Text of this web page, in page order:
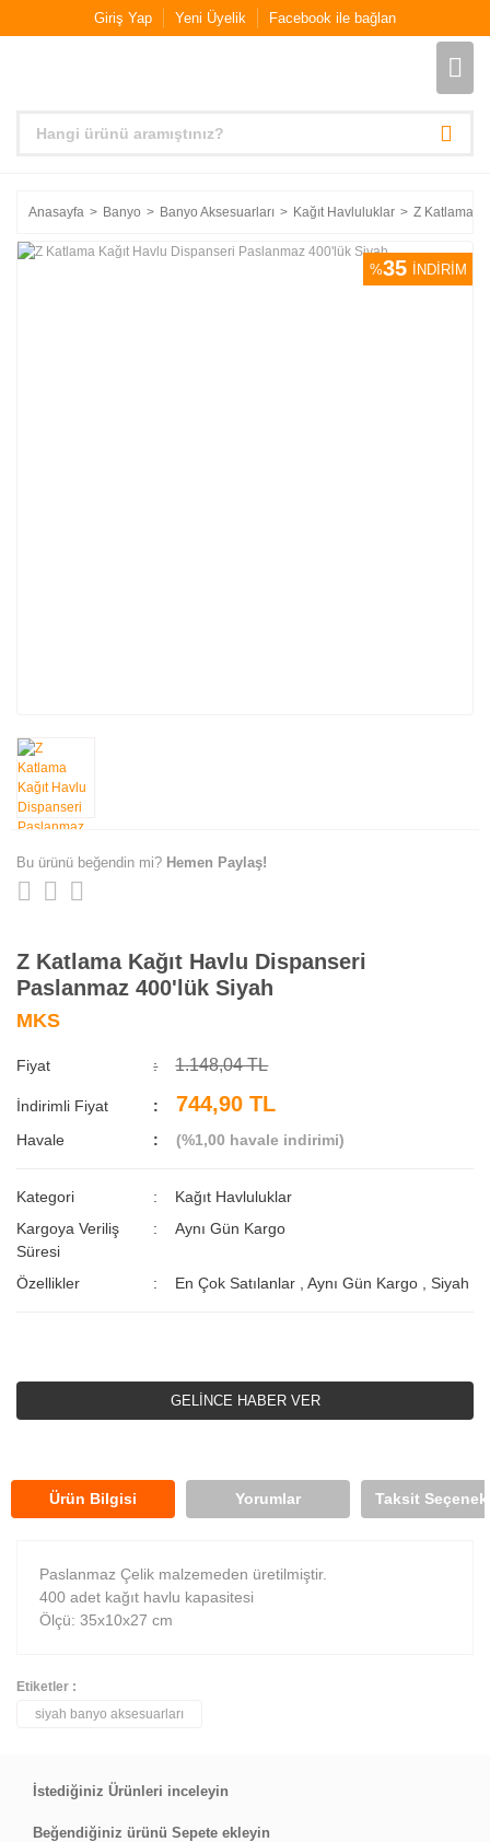
Giriş Yap Yeni Üyelik Facebook ile bağlan
Anasayfa Banyo Banyo Aksesuarları Kağıt Havluluklar Z Katlama
%35 İNDİRİM
Bu ürünü beğendin mi? Hemen Paylaş!
Z Katlama Kağıt Havlu Dispanseri
Paslanmaz 400'lük Siyah
MKS
Fiyat 1.148,04 TL
İndirimli Fiyat 744,90 TL
Havale (%1,00 havale indirimi)
Kategori
Kağıt Havluluklar
Kargoya Veriliş
Süresi
Aynı Gün Kargo
Özellikler En Çok Satılanlar ,Aynı Gün Kargo ,Siyah
GELİNCE HABER VER
Ürün Bilgisi Yorumlar Taksit
Paslanmaz Çelik malzemeden üretilmiştir.
400 adet kağıt havlu kapasitesi
Ölçü: 35x10x27 cm
Bu ürüne ilk yorumu siz yapın!
Yorum Yaz
Etiketler :
siyah banyo aksesuarları
İstediğiniz Ürünleri inceleyin
Beğendiğiniz ürünü Sepete ekleyin